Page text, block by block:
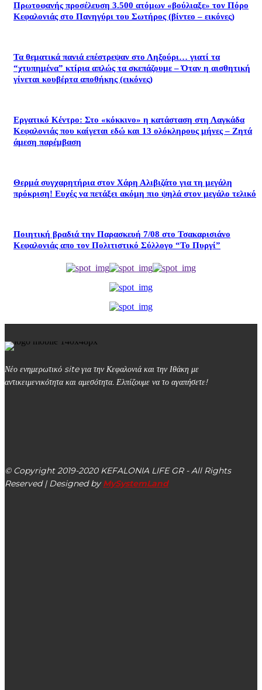
Πρωτοφανής προσέλευση 3.500 ατόμων «βούλιαξε» τον Πόρο
Κεφαλονιάς στο Πανηγύρι του Σωτήρος (βίντεο – εικόνες)
Τα θεματικά πανιά επέστρεψαν στο Ληξούρι… γιατί τα
“χτυπημένα” κτίρια απλώς τα σκεπάζουμε – Όταν η αισθητική
γίνεται κουβέρτα αποθήκης (εικόνες)
Εργατικό Κέντρο: Στο «κόκκινο» η κατάσταση στη Λαγκάδα
Κεφαλονιάς που καίγεται εδώ και 13 ολόκληρους μήνες – Ζητά
άμεση παρέμβαση
Θερμά συγχαρητήρια στον Χάρη Αλιβιζάτο για τη μεγάλη
πρόκριση! Ευχές να πετάξει ακόμη πιο ψηλά στον μεγάλο τελικό
Ποιητική βραδιά την Παρασκευή 7/08 στο Τσακαρισιάνο
Κεφαλονιάς απο τον Πολιτιστικό Σύλλογο “Το Πυργί”
Νέο ενημερωτικό site για την Κεφαλονιά και την Ιθάκη με
αντικειμενικότητα και αμεσότητα. Ελπίζουμε να το αγαπήσετε!
© Copyright 2019-2020 KEFALONIA LIFE GR - All Rights
Reserved | Designed by MySystemLand